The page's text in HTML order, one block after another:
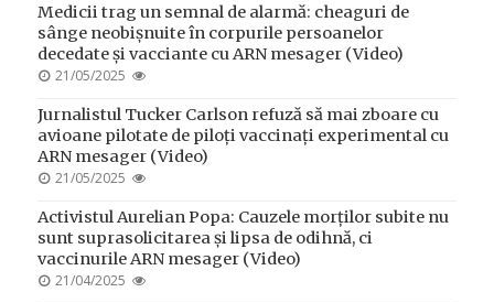
Medicii trag un semnal de alarmă: cheaguri de
sânge neobișnuite în corpurile persoanelor
decedate și vacciante cu ARN mesager (Video)
POSTED
21/05/2025
Jurnalistul Tucker Carlson refuză să mai zboare cu
avioane pilotate de piloți vaccinați experimental cu
ARN mesager (Video)
POSTED
21/05/2025
Activistul Aurelian Popa: Cauzele morților subite nu
sunt suprasolicitarea și lipsa de odihnă, ci
vaccinurile ARN mesager (Video)
POSTED
21/04/2025